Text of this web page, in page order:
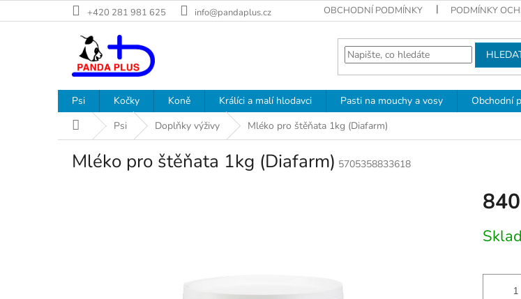
na
+420 281 981 625 info@pandaplus.cz OBCHODNÍ PODMÍNKY PODMÍNKY
Psi Kočky Koně Králíci a malí hlodavci Pasti na mouchy a vosy Obchodní
Domů Psi Doplňky výživy Mléko pro štěňata 1kg (Diafarm)
Mléko pro štěňata 1kg (Diafarm) 5705358833618
cena: